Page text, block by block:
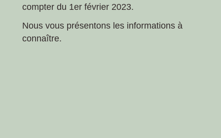
compter du 1er février 2023.
Nous vous présentons les informations à
connaître.